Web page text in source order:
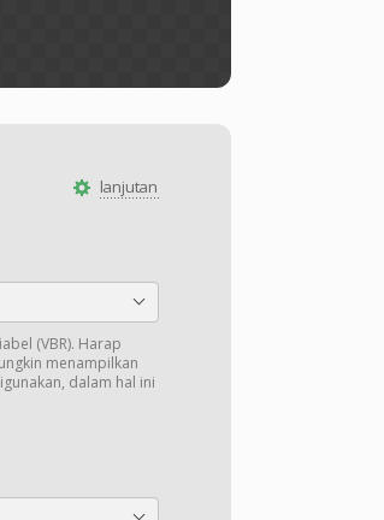
lanjutan
(VBR). Harap
menampilkan
dalam hal ini